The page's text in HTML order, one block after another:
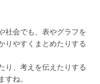
社会でも、表やグラフを
りやすくまとめたりする
り、考えを伝えたりする
すね。